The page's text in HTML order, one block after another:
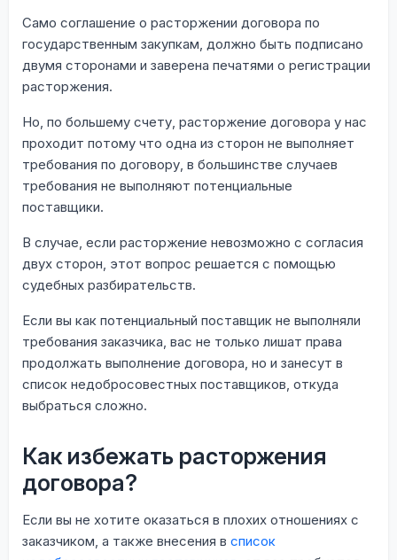
Само соглашение о расторжении договора по
государственным закупкам, должно быть подписано
двумя сторонами и заверена печатями о регистрации
расторжения.
Но, по большему счету, расторжение договора у нас
проходит потому что одна из сторон не выполняет
требования по договору, в большинстве случаев
требования не выполняют потенциальные
поставщики.
В случае, если расторжение невозможно с согласия
двух сторон, этот вопрос решается с помощью
судебных разбирательств.
Если вы как потенциальный поставщик не выполняли
требования заказчика, вас не только лишат права
продолжать выполнение договора, но и занесут в
список недобросовестных поставщиков, откуда
выбраться сложно.
Как избежать расторжения
договора?
Если вы не хотите оказаться в плохих отношениях с
заказчиком, а также внесения в список